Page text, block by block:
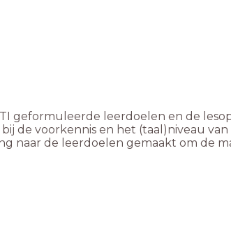
geformuleerde leerdoelen en de
de voorkennis en het (taal)niveau
naar de leerdoelen gemaakt om de